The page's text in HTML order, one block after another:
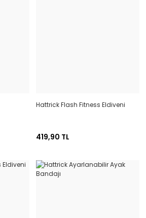
Hattrick Flash Fitness Eldiveni
419,90 TL